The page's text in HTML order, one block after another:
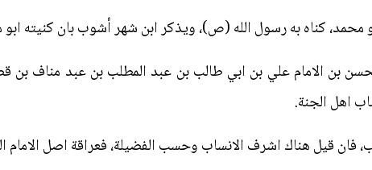
محمد، كناه به رسول الله (ص)، ويذكر ابن شهر أشوب بان كنيته
بن الامام علي بن ابي طالب بن عبد المطلب بن عبد مناف
اهل الجنة.
فان قيل هناك اشرف الانساب وحسب الفضيلة، فعراقة اصل